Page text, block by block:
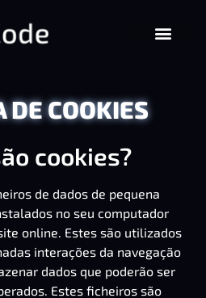
DE COOKIES
cookies?
de dados de pequena
no seu computador
online. Estes são utilizados
interações da navegação
dados que poderão ser
Estes ficheiros são